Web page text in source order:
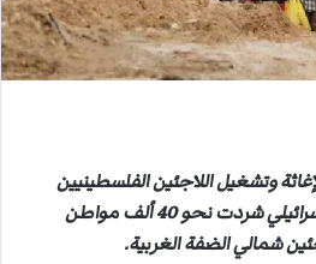
وتشغيل اللاجئين الفلسطينيين
“أونروا”، أن دولة الاحتلال الإسرائيلي شردت نحو 40 ألف مواطن
شمالي الضفة الغربية.